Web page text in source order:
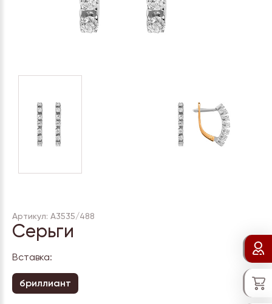
Артикул: А3535/488
Серьги
Вставка:
бриллиант